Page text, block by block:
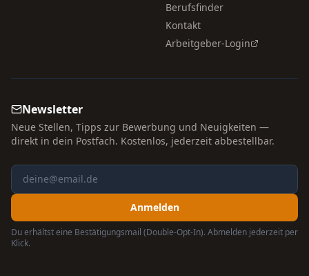
Berufsfinder
Kontakt
Arbeitgeber-Login
Newsletter
Neue Stellen, Tipps zur Bewerbung und Neuigkeiten —
direkt in dein Postfach. Kostenlos, jederzeit abbestellbar.
Anmelden
Du erhältst eine Bestätigungsmail (Double-Opt-In). Abmelden jederzeit per
Klick.